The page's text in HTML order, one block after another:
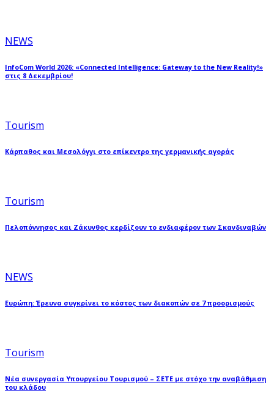
NEWS
InfoCom World 2026: «Connected Intelligence: Gateway to the New Reality!»
στις 8 Δεκεμβρίου!
Tourism
Κάρπαθος και Μεσολόγγι στο επίκεντρο της γερμανικής αγοράς
Tourism
Πελοπόννησος και Ζάκυνθος κερδίζουν το ενδιαφέρον των Σκανδιναβών
NEWS
Ευρώπη: Έρευνα συγκρίνει το κόστος των διακοπών σε 7 προορισμούς
Tourism
Νέα συνεργασία Υπουργείου Τουρισμού – ΣΕΤΕ με στόχο την αναβάθμιση
του κλάδου